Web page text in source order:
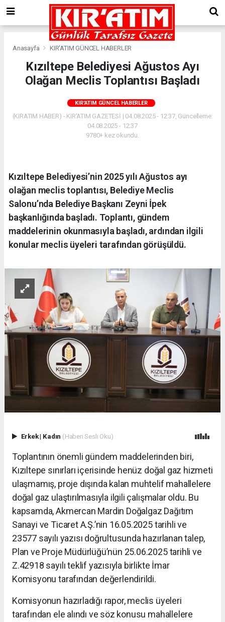
Anasayfa KIR'ATIM GÜNCEL HABERLER
Kızıltepe Belediyesi Ağustos Ayı
Olağan Meclis Toplantısı Başladı
KIR'ATIM GÜNCEL HABERLER
(KIRATIM HABER) - KIR'ATIM GAZETESİ | 04.08.2025 - 12:37, Güncelleme:
04.08.2025 - 12:37
9780+ kez okundu.
Kızıltepe Belediyesi’nin 2025 yılı Ağustos ayı
olağan meclis toplantısı, Belediye Meclis
Salonu’nda Belediye Başkanı Zeyni İpek
başkanlığında başladı. Toplantı, gündem
maddelerinin okunmasıyla başladı, ardından ilgili
konular meclis üyeleri tarafından görüşüldü.
Erkek| Kadın (Haberi Sesli Oku)
Toplantının önemli gündem maddelerinden biri,
Kızıltepe sınırları içerisinde henüz doğal gaz hizmeti
ulaşmamış, proje dışında kalan muhtelif mahallelere
doğal gaz ulaştırılmasıyla ilgili çalışmalar oldu. Bu
kapsamda, Akmercan Mardin Doğalgaz Dağıtım
Sanayi ve Ticaret A.Ş.’nin 16.05.2025 tarihli ve
23577 sayılı yazısı doğrultusunda hazırlanan talep,
Plan ve Proje Müdürlüğü’nün 25.06.2025 tarihli ve
Z.42918 sayılı teklif yazısıyla birlikte İmar
Komisyonu tarafından değerlendirildi.
Komisyonun hazırladığı rapor, meclis üyeleri
tarafından ele alındı ve söz konusu mahallelere